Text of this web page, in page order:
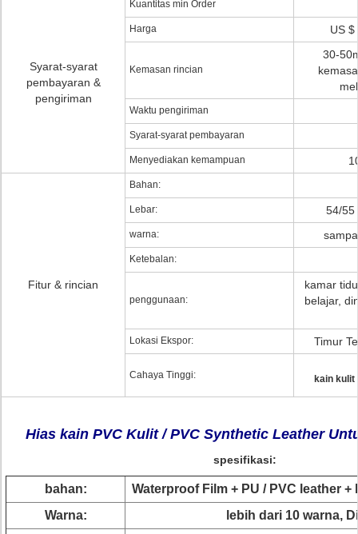
Syarat-syarat
pembayaran &
pengiriman
Kuantitas min Order
Harga US
Kemasan rincian
30-
Waktu pengiriman
Syarat-syarat pembayaran
Menyediakan kemampuan
Fitur & rincian
Bahan:
Lebar: 54/55
warna:
Ketebalan:
penggunaan:
kamar
belajar,
Lokasi Ekspor: Timur
Cahaya Tinggi: kain kulit
Hias kain PVC Kulit / PVC Synthetic Leather
spesifikasi:
bahan:
Waterproof Film + PU / PVC leather
Warna:
lebih dari 10 warna,